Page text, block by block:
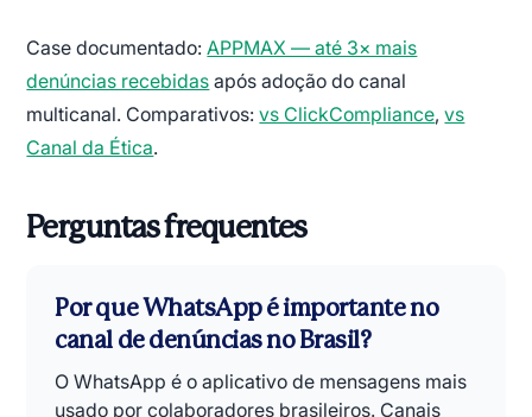
Case documentado:APPMAX — até 3× mais
denúncias recebidas após adoção do canal
multicanal. Comparativos:vs ClickCompliance,vs
Canal da Ética.
Perguntas frequentes
Por que WhatsApp é importante no
canal de denúncias no Brasil?
O WhatsApp é o aplicativo de mensagens mais
usado por colaboradores brasileiros. Canais